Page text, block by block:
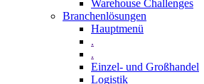
Warehouse Challenges
Branchenlösungen
Hauptmenü
.
.
Einzel- und Großhandel
Logistik